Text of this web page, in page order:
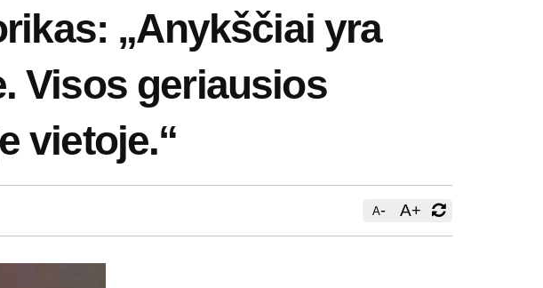
„Anykščiai yra
Visos geriausios
vietoje.“
A- A+